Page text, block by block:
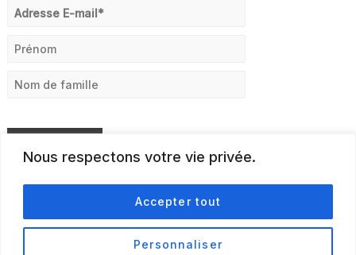
Nous respectons votre vie privée.
Personnaliser
Accepter tout